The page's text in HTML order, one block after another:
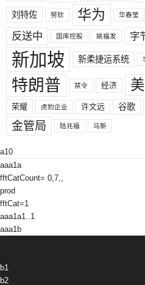
刘特佐 努钦 华为 华春莹
反送中 国库控股 姚福发 字
新加坡 新柔捷运系统
特朗普 禁令 经济
荣耀 虎豹企业 许文远 谷歌
金管局 陆兆福 马新
a10
aaa1a
fftCatCount= 0,7,,
prod
fftCat=1
aaa1a1..1
aaa1b
b1
b2